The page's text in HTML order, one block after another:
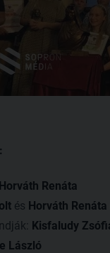
Horváth Renáta
és Horváth Renáta
Kisfaludy
László